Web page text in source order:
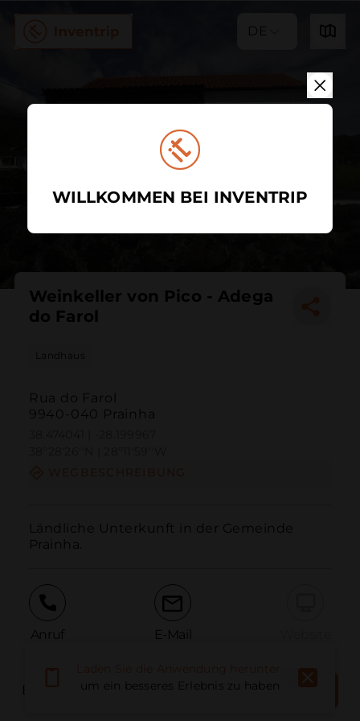
DE
Weinkeller von Pico - Adega
do Farol
Landhaus
Rua do Farol
9940-040 Prainha
Ländliche Unterkunft in der Gemeinde
Prainha.
Anruf E-Mail
Problem melden
BOOK PLACE
JETZT
um ein besseres Erlebnis zu haben
WILLKOMMEN BEI INVENTRIP